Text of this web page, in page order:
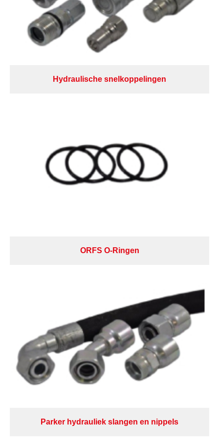
Hydraulische snelkoppelingen
ORFS O-Ringen
Parker hydrauliek slangen en nippels